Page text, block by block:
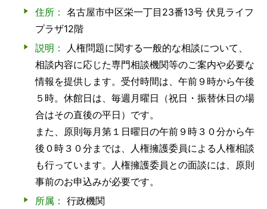
住所： 名古屋市中区栄一丁目23番13号 伏見ライフ
プラザ12階
説明：
人権問題に関する一般的な相談について、
相談内容に応じた専門相談機関等のご案内や必要な
情報を提供します。受付時間は、午前９時から午後
５時。休館日は、毎週月曜日（祝日・振替休日の場
合はその直後の平日）です。
また、原則毎月第１日曜日の午前９時３０分から午
後０時３０分までは、人権擁護委員による人権相談
も行っています。人権擁護委員との面談には、原則
事前のお申込みが必要です。
所属： 行政機関